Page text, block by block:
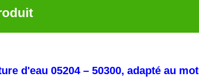
d'eau 05204 – 50300, adapté au